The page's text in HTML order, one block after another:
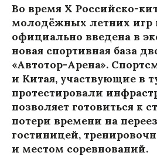
Во время X Российско-
молодёжных летних игр
официально введена в
новая спортивная база
«Автотор-Арена».
и Китая, участвующие в
протестировали
позволяет готовиться к
потери времени на
гостиницей,
и местом соревнований.